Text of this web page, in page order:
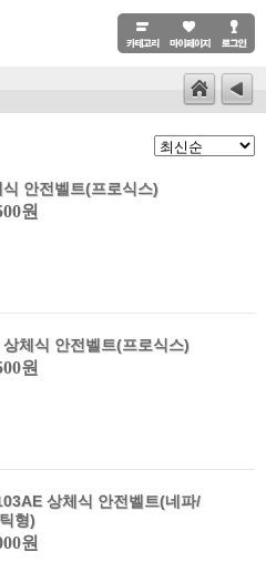
안전벨트(프로식스)
원
체식 안전벨트(프로식스)
원
상체식 안전벨트(네파/
형)
원